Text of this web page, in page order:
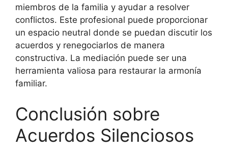
miembros de la familia y ayudar a resolver
conflictos. Este profesional puede proporcionar
un espacio neutral donde se puedan discutir los
acuerdos y renegociarlos de manera
constructiva. La mediación puede ser una
herramienta valiosa para restaurar la armonía
familiar.
Conclusión sobre
Acuerdos Silenciosos